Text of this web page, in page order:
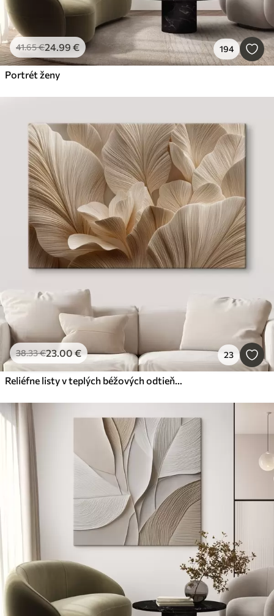
41.65€24.99 € 194
Portrét ženy
38.33€23.00€ 23
Reliéfne listy v teplých béžových odtieňoch